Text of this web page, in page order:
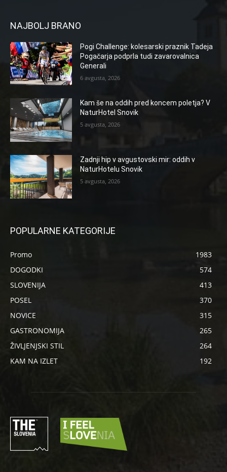
NAJBOLJ BRANO
Pogi Challenge: kolesarski praznik Tadeja
Pogačarja podprla tudi zavarovalnica
Generali
6 avgusta, 2026
Kam še na oddih pred koncem poletja? V
NaturHotel Snovik
5 avgusta, 2026
Zadnji hip v avgustovski mir: oddih v
NaturHotelu Snovik
5 avgusta, 2026
POPULARNE KATEGORIJE
Promo
1983
DOGODKI
574
SLOVENIJA
413
POSEL
370
NOVICE
315
GASTRONOMIJA
265
ŽIVLJENJSKI STIL
264
KAM NA IZLET
192